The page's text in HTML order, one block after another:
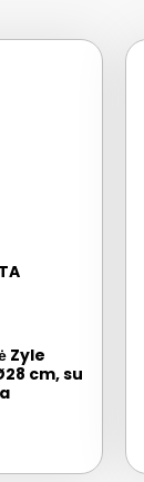
Zyle
cm, su